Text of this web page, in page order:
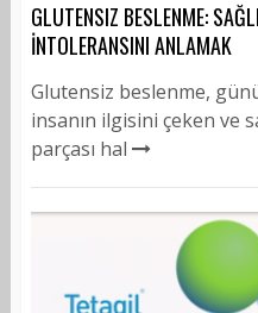
GLUTENSIZ BESLENME:
İNTOLERANSINI ANLAMAK
Glutensiz beslenme,
insanın ilgisini çeken ve
parçası hal